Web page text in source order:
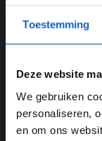
Toestemming
Deze website
We gebruiken
personaliseren,
en om ons
Dat het winnen
maar het
beter. ''Dit is
willen bereiken.